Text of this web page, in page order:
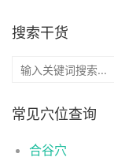
搜索干货
常见穴位查询
合谷穴